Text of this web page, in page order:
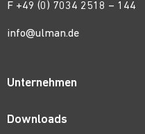
F +49 (0) 7034 2518 – 144
info@ulman.de
Unternehmen
Kurzprofil
Downloads